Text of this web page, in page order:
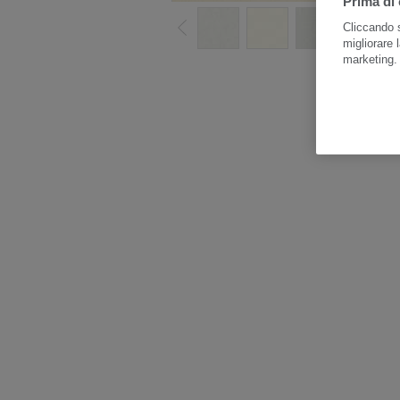
Cliccando
migliorare
marketing.